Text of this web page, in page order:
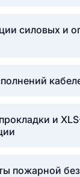
силовых и
и
пожарной